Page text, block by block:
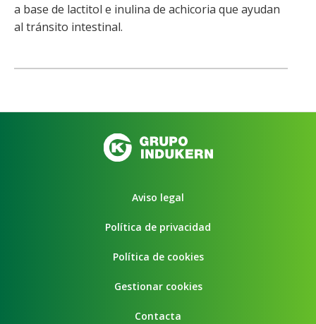
a base de lactitol e inulina de achicoria que ayudan
al tránsito intestinal.
Aviso legal
Política de privacidad
Política de cookies
Gestionar cookies
Contacta